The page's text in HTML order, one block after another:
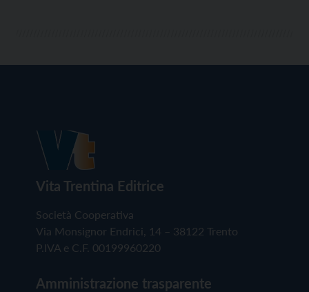
Vita Trentina Editrice
Società Cooperativa
Via Monsignor Endrici, 14 – 38122 Trento
P.IVA e C.F. 00199960220
Amministrazione trasparente